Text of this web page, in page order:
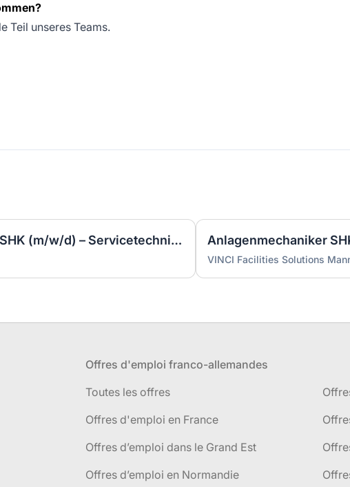
Teil unseres Teams.
Anlagenmechaniker SHK (m/w/d) – Servicetechniker Heizung | Lüftung | Sanitär
VINCI Facilities Solutions
Offres d'emploi franco-allemandes
Toutes les offres
Offres d'emploi en France
Offres d’emploi dans le Grand Est
Offres d’emploi en Normandie